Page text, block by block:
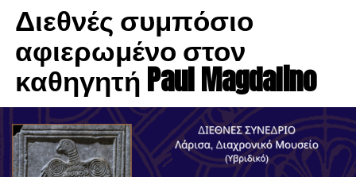
Διεθνές συμπόσιο
αφιερωμένο στον
καθηγητή Paul Magdalino